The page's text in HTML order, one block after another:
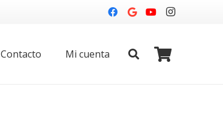
Contacto Mi cuenta